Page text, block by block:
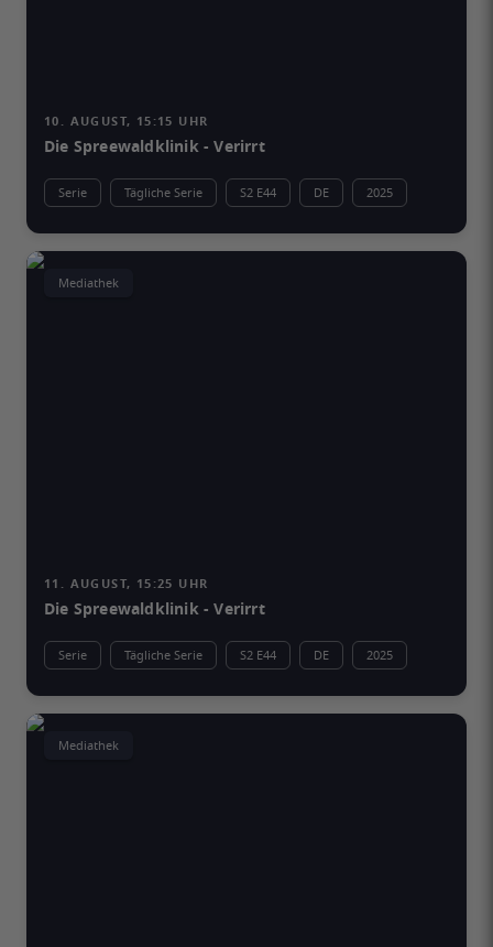
10. AUGUST, 15:15 UHR
Die Spreewaldklinik - Verirrt
Serie Tägliche Serie S2 E44 DE 2025
Mediathek
11. AUGUST, 15:25 UHR
Die Spreewaldklinik - Verirrt
Serie Tägliche Serie S2 E44 DE 2025
Mediathek